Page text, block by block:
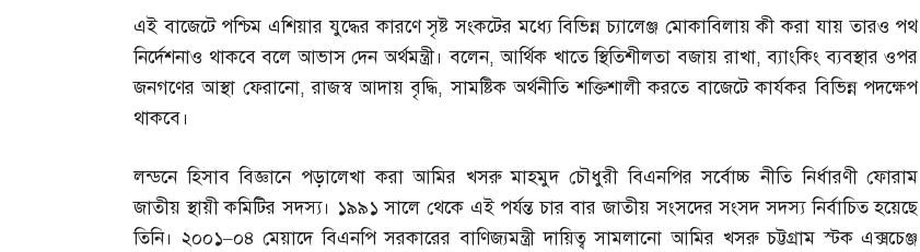
এই বাজেটে পশ্চিম এশিয়ার যুদ্ধের কারণে সৃষ্ট সংকটের মধ্যে বিভিন্ন চ্যালেঞ্জ মোকাবিলায় কী করা যায় তারও পথ
নির্দেশনাও থাকবে বলে আভাস দেন অর্থমন্ত্রী। বলেন,আর্থিক খাতে স্থিতিশীলতা বজায় রাখা,ব্যাংকিং ব্যবস্থার ওপর
জনগণের আস্থা ফেরানো,রাজস্ব আদায় বৃদ্ধি,সামষ্টিক অর্থনীতি শক্তিশালী করতে বাজেটে কার্যকর বিভিন্ন পদক্ষেপ
থাকবে।
লন্ডনে হিসাব বিজ্ঞানে পড়ালেখা করা আমির খসরু মাহমুদ চৌধুরী বিএনপির সর্বোচ্চ নীতি নির্ধারণী ফোরাম
জাতীয় স্থায়ী কমিটির সদস্য। ১৯৯১ সালে থেকে এই পর্যন্ত চার বার জাতীয় সংসদের সংসদ সদস্য নির্বাচিত হয়েছে
তিনি। ২০০১–০৪ মেয়াদে বিএনপি সরকারের বাণিজ্যমন্ত্রী দায়িত্ব সামলানো আমির খসরু চট্টগ্রাম স্টক এক্সচেঞ্জ